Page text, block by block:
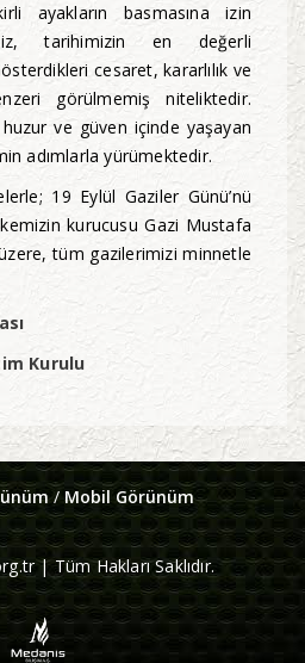
ayakların basmasına izin
tarihimizin en değerli
cesaret, kararlılık ve
görülmemiş niteliktedir.
ve güven içinde yaşayan
adımlarla yürümektedir.
19 Eylül Gaziler Günü’nü
kurucusu Gazi Mustafa
tüm gazilerimizi minnetle
Kurulu
/ Mobil Görünüm
| Tüm Hakları Saklıdır.